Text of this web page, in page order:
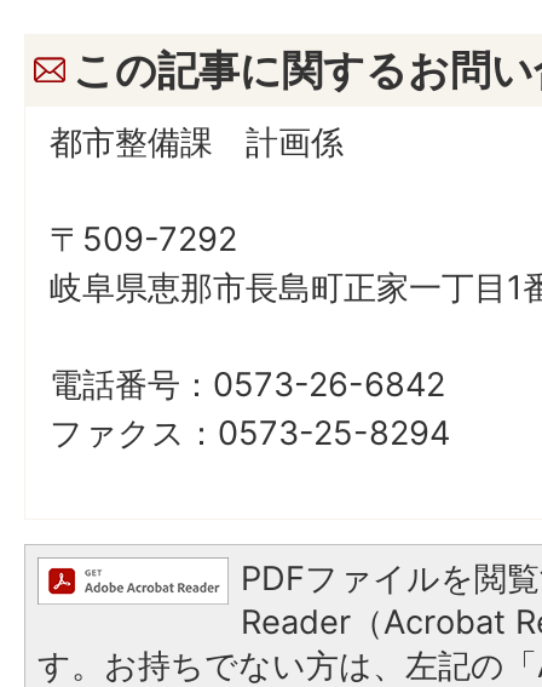
この記事に関するお問
都市整備課 計画係
〒509-7292
岐阜県恵那市長島町正家一丁目
電話番号：0573-26-6842
ファクス：0573-25-8294
PDFファイルを閲
Reader（Acrobat
す。お持ちでない方は、左記の